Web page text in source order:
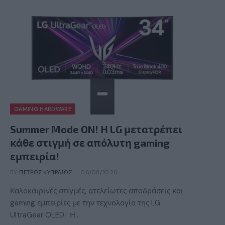
GAMING HARDWARE
Summer Mode ON! Η LG μετατρέπει
κάθε στιγμή σε απόλυτη gaming
εμπειρία!
BY ΠΈΤΡΟΣ ΚΥΠΡΑΊΟΣ 06/08/2026
Καλοκαιρινές στιγμές, ατελείωτες αποδράσεις και
gaming εμπειρίες με την τεχνολογία της LG
UltraGear OLED. Η…